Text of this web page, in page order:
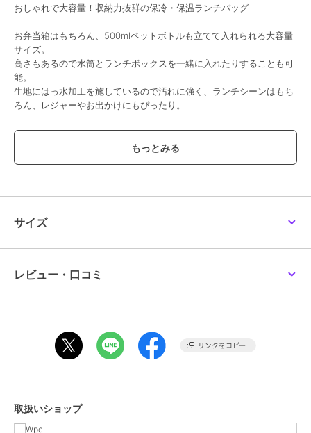
おしゃれで大容量！収納力抜群の保冷・保温ランチバッグ
お弁当箱はもちろん、500mlペットボトルも立てて入れられる大容量
サイズ。
高さもあるので水筒とランチボックスを一緒に入れたりすることも可
能。
生地にはっ水加工を施しているので汚れに強く、ランチシーンはもち
ろん、レジャーやお出かけにもぴったり。
内側には保冷剤を入れられる便利なメッシュポケット付き。
保冷・保温のどちらにも対応しており、季節を問わずオールシーズン
活躍します。
【はっ水加工】
※はっ水効果はご使用環境や使用頻度により徐々に低下していきま
ご使用になる前に製品に付属しているご使用上の注意をお読みくださ
学 ピクニック レジャー
サイズ
レビュー・口コミ
取扱いショップ